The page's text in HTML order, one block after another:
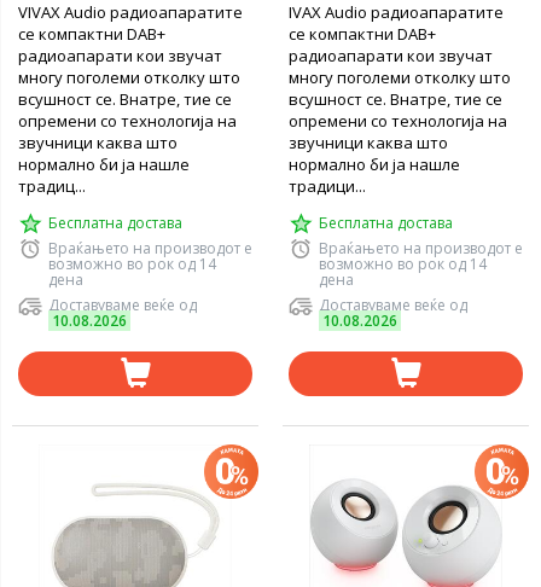
VIVAX Audio радиоапаратите
се компактни DAB+
радиоапарати кои звучат
многу поголеми отколку што
всушност се. Внатре, тие се
опремени со технологија на
звучници каква што
нормално би ја нашле
традиц...
Бесплатна достава
Враќањето на производот е
возможно во рок од 14
дена
Доставуваме веќе од
10.08.2026
IVAX Audio радиоапаратите
се компактни DAB+
радиоапарати кои звучат
многу поголеми отколку што
всушност се. Внатре, тие се
опремени со технологија на
звучници каква што
нормално би ја нашле
традици...
Бесплатна достава
Враќањето на производот е
возможно во рок од 14
дена
Доставуваме веќе од
10.08.2026